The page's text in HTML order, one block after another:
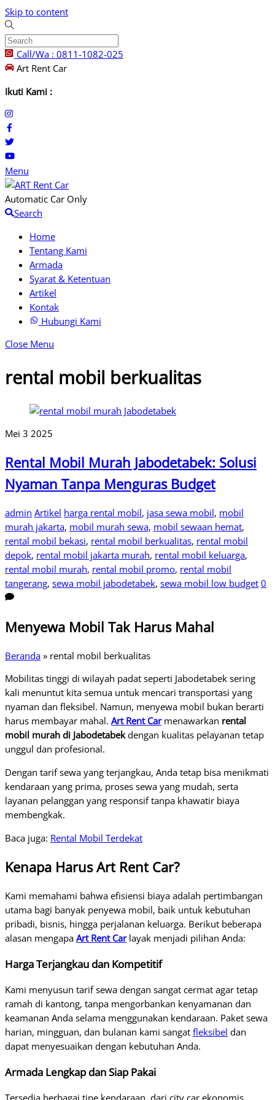
Skip to content
Call/Wa : 0811-1082-025
Art Rent Car
Ikuti Kami :
Menu
Automatic Car Only
Search
Home
Tentang Kami
Armada
Syarat & Ketentuan
Artikel
Kontak
Hubungi Kami
Close Menu
rental mobil berkualitas
Mei 3 2025
Rental Mobil Murah Jabodetabek: Solusi
Nyaman Tanpa Menguras Budget
admin Artikel harga rental mobil, jasa sewa mobil, mobil
murah jakarta, mobil murah sewa, mobil sewaan hemat,
rental mobil bekasi, rental mobil berkualitas, rental mobil
depok, rental mobil jakarta murah, rental mobil keluarga,
rental mobil murah, rental mobil promo, rental mobil
tangerang, sewa mobil jabodetabek, sewa mobil low budget 0
Menyewa Mobil Tak Harus Mahal
Beranda » rental mobil berkualitas
Mobilitas tinggi di wilayah padat seperti Jabodetabek sering
kali menuntut kita semua untuk mencari transportasi yang
nyaman dan fleksibel. Namun, menyewa mobil bukan berarti
harus membayar mahal. Art Rent Carmenawarkan rental
mobil murah di Jabodetabekdengan kualitas pelayanan tetap
unggul dan profesional.
Dengan tarif sewa yang terjangkau, Anda tetap bisa menikmati
kendaraan yang prima, proses sewa yang mudah, serta
layanan pelanggan yang responsif tanpa khawatir biaya
membengkak.
Baca juga: Rental Mobil Terdekat
Kenapa Harus Art Rent Car?
Kami memahami bahwa efisiensi biaya adalah pertimbangan
utama bagi banyak penyewa mobil, baik untuk kebutuhan
pribadi, bisnis, hingga perjalanan keluarga. Berikut beberapa
alasan mengapa Art Rent Carlayak menjadi pilihan Anda:
Harga Terjangkau dan Kompetitif
Kami menyusun tarif sewa dengan sangat cermat agar tetap
ramah di kantong, tanpa mengorbankan kenyamanan dan
keamanan Anda selama menggunakan kendaraan. Paket sewa
harian, mingguan, dan bulanan kami sangat fleksibel dan
dapat menyesuaikan dengan kebutuhan Anda.
Armada Lengkap dan Siap Pakai